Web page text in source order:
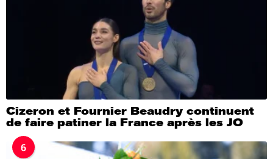
Cizeron et Fournier Beaudry continuent
de faire patiner la France après les JO
6